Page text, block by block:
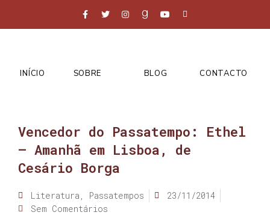
INÍCIO SOBRE BLOG CONTACTO
Vencedor do Passatempo: Ethel
– Amanhã em Lisboa, de
Cesário Borga
Literatura , Passatempos
23/11/2014
Sem Comentários